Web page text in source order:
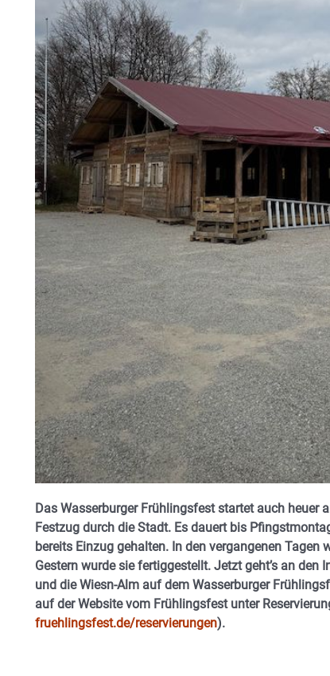
Das Wasserburger Frühlingsfest startet auch
Festzug durch die Stadt. Es dauert bis
bereits Einzug gehalten. In den vergangenen Tagen
Gestern wurde sie fertiggestellt. Jetzt geht’s an
und die Wiesn-Alm auf dem Wasserburger
auf der Website vom Frühlingsfest unter
fruehlingsfest.de/reservierungen).